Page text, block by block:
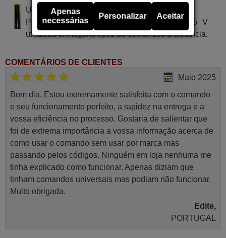
Utiliza 2 pilhas do tipo AAA
Pilha alcalina tipo AA LR03 de tensão 1.5 V
utilizada em alguns tipos de comandos à distância.
COMENTÁRIOS DE CLIENTES
Maio 2025
Bom dia. Estou extremamente satisfeita com o comando
e seu funcionamento perfeito, a rapidez na entrega e a
vossa eficiência no processo. Gostaria de salientar que
foi de extrema importância a vossa informação acerca de
como usar o comando sem usar por marca mas
passando pelos códigos. Ninguém em loja nenhuma me
tinha explicado como funcionar. Apenas diziam que
tinham comandos universais mas podiam não funcionar.
Muito obrigada.
Edite,
PORTUGAL
Apenas
necessárias
Personalizar Aceitar